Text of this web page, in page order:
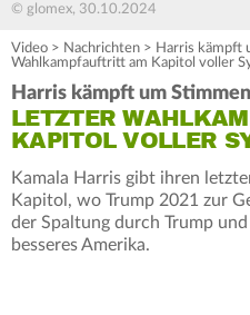
© glomex, 30.10.2024
Video > Nachrichten > Harris kämpft
Wahlkampfauftritt am Kapitol voller
Harris kämpft um
LETZTER
KAPITOL VOLLER
Kamala Harris gibt ihren
Kapitol, wo Trump 2021 zur
der Spaltung durch Trump
besseres Amerika.